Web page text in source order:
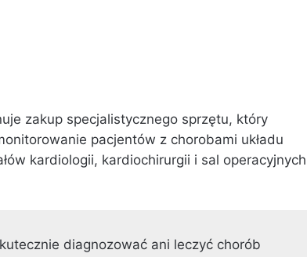
zakup specjalistycznego sprzętu, który
pacjentów z chorobami układu
kardiologii, kardiochirurgii i sal operacyjnych
diagnozować ani leczyć chorób